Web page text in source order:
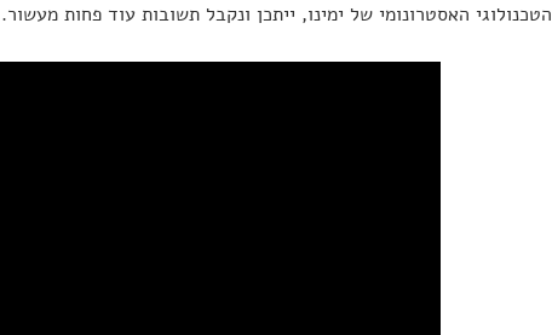
הטכנולוגי האסטרונומי של ימינו, ייתכן ונקבל תשובות עוד פחות מעשור.